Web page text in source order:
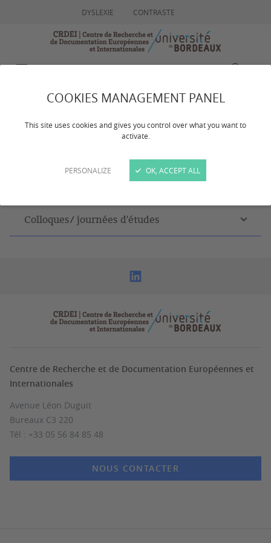
COOKIES MANAGEMENT PANEL
This site uses cookies and gives you control over what you want to
activate.
PERSONALIZE OK, ACCEPT ALL
DYSLEXIE CONTRASTE
2022
Dernière mise à jour :le 10/06/2026
Colloques/ journées d'études
Centre de Recherche et de Documentation Européennes et
Internationales
Avenue Léon Duguit
Bureaux C3 220
Tél : +33 05 56 84 85 48
NOUS CONTACTER